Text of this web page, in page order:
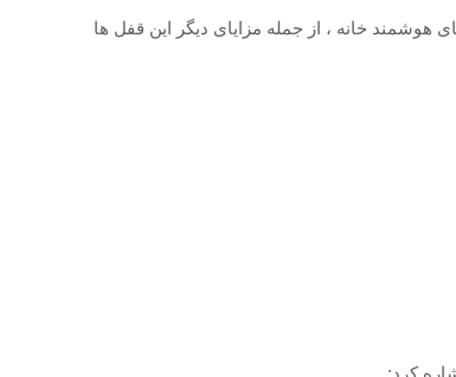
هوشمند خانه ، از جمله مزایای دیگر این قفل ‌ها
کرد: